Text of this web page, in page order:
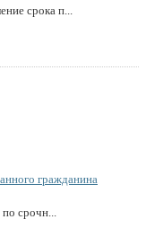
срока п...
гражданина
срочн...